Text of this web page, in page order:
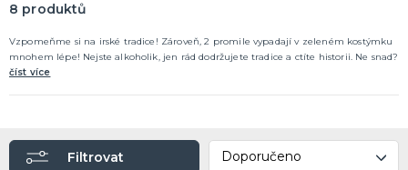
Prodejny
Rozvoz
Párty Blog
Kariéra
Kontakt
KARNEVALOVÉ KOSTÝMY
Balónky latexové
8 produktů
Vzpomeňme si na irské tradice! Zároveň, 2 promile vypadají v zeleném kostýmku
mnohem lépe! Nejste alkoholik, jen rád dodržujete tradice a ctíte historii. Ne snad?
číst více
Filtrovat